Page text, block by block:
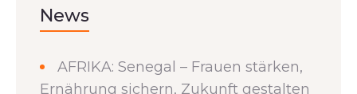
News
AFRIKA: Senegal – Frauen stärken,
Ernährung sichern, Zukunft gestalten